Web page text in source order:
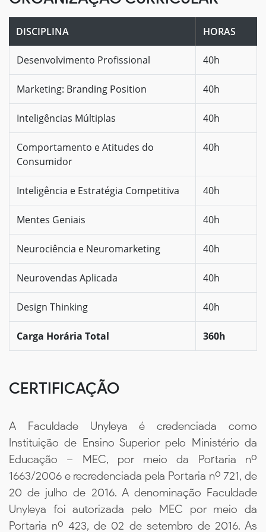
DISCIPLINA HORAS
Desenvolvimento Profissional 40h
Marketing: Branding Position 40h
Inteligências Múltiplas 40h
Comportamento e Atitudes do
Consumidor
40h
Inteligência e Estratégia Competitiva 40h
Mentes Geniais 40h
Neurociência e Neuromarketing 40h
Neurovendas Aplicada 40h
Design Thinking 40h
Carga Horária Total 360h
CERTIFICAÇÃO
A Faculdade Unyleya é credenciada como
Instituição de Ensino Superior pelo Ministério da
Educação – MEC, por meio da Portaria nº
1663/2006 e recredenciada pela Portaria nº 721, de
20 de julho de 2016. A denominação Faculdade
Unyleya foi autorizada pelo MEC por meio da
Portaria nº 423, de 02 de setembro de 2016. As